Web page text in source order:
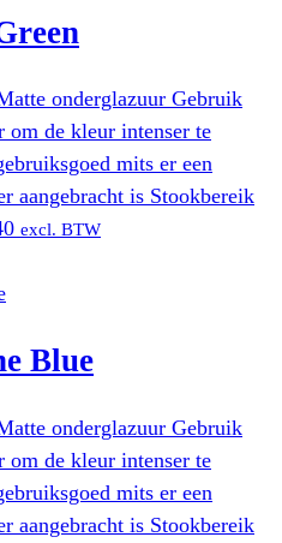
onderglazuur Gebruik
om de kleur intenser te
mits er een
aangebracht is Stookbereik
excl. BTW
Blue
onderglazuur Gebruik
om de kleur intenser te
mits er een
aangebracht is Stookbereik